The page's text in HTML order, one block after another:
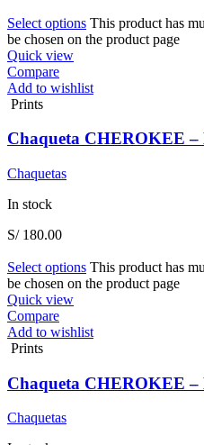
Select options This product has
be chosen on the product page
Quick view
Compare
Add to wishlist
Prints
Chaqueta CHEROKEE –
Chaquetas
In stock
S/180.00
Select options This product has
be chosen on the product page
Quick view
Compare
Add to wishlist
Prints
Chaqueta CHEROKEE –
Chaquetas